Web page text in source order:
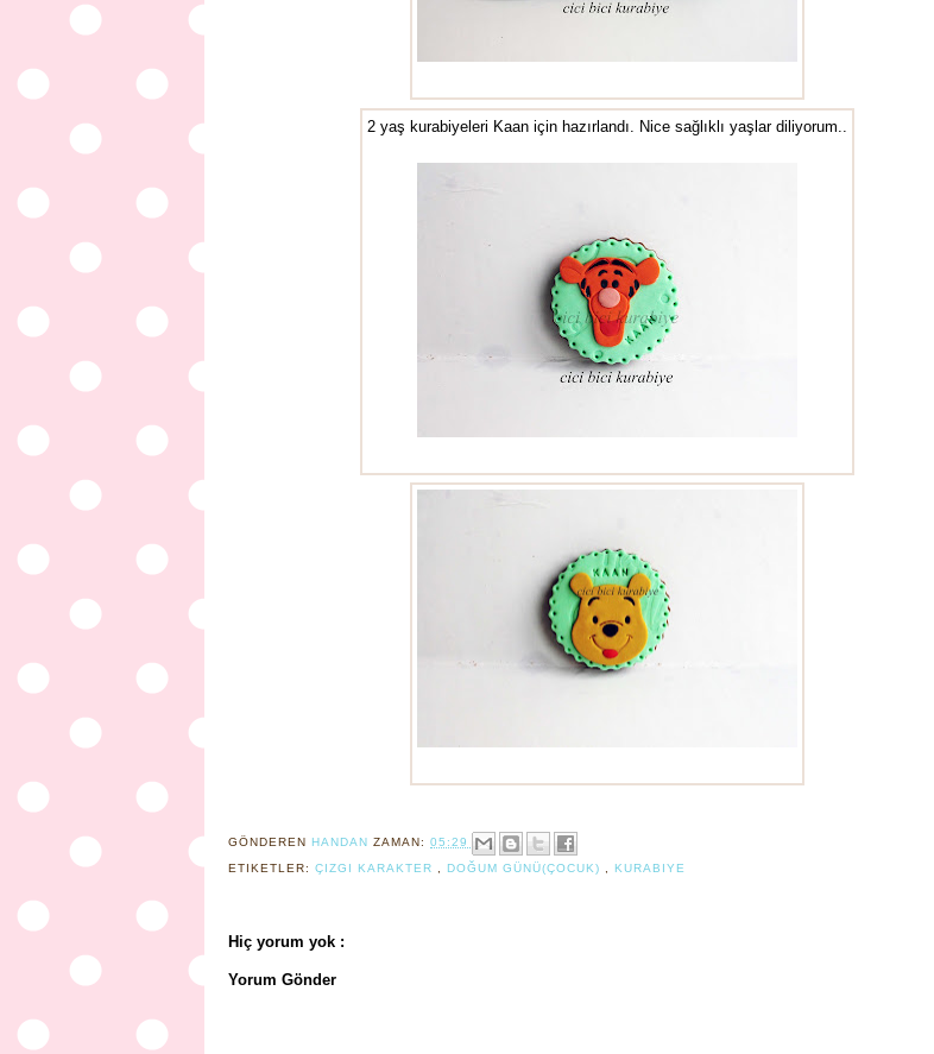
2 yaş kurabiyeleri Kaan için hazırlandı. Nice sağlıklı yaşlar diliyorum..
GÖNDEREN HANDAN ZAMAN: 05:29
ETIKETLER: ÇIZGI KARAKTER DOĞUM GÜNÜ(ÇOCUK) KURABIYE
Hiç yorum yok :
Yorum Gönder